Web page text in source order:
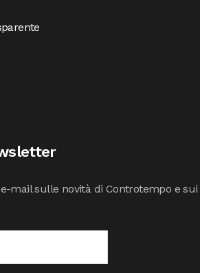
mail sulle novità di Controtempo e sui